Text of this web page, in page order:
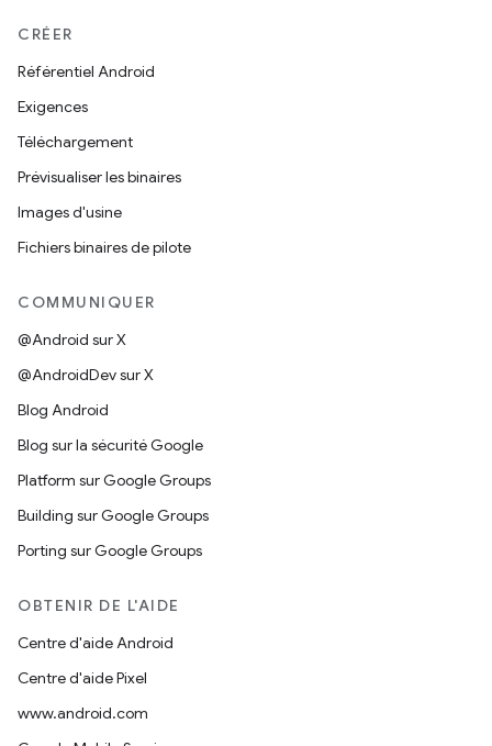
CRÉER
Référentiel Android
Exigences
Téléchargement
Prévisualiser les binaires
Images d'usine
Fichiers binaires de pilote
COMMUNIQUER
@Android sur X
@AndroidDev sur X
Blog Android
Blog sur la sécurité Google
Platform sur Google Groups
Building sur Google Groups
Porting sur Google Groups
OBTENIR DE L'AIDE
Centre d'aide Android
Centre d'aide Pixel
www.android.com